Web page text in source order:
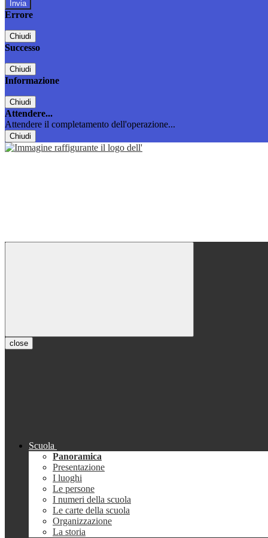
Errore
Chiudi
Successo
Chiudi
Informazione
Chiudi
Attendere...
Attendere il completamento dell'operazione...
Chiudi
close
Scuola
Panoramica
Presentazione
I luoghi
Le persone
I numeri della scuola
Le carte della scuola
Organizzazione
La storia